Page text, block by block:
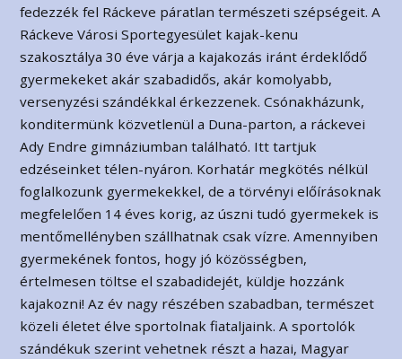
fedezzék fel Ráckeve páratlan természeti szépségeit. A
Ráckeve Városi Sportegyesület kajak-kenu
szakosztálya 30 éve várja a kajakozás iránt érdeklődő
gyermekeket akár szabadidős, akár komolyabb,
versenyzési szándékkal érkezzenek. Csónakházunk,
konditermünk közvetlenül a Duna-parton, a ráckevei
Ady Endre gimnáziumban található. Itt tartjuk
edzéseinket télen-nyáron. Korhatár megkötés nélkül
foglalkozunk gyermekekkel, de a törvényi előírásoknak
megfelelően 14 éves korig, az úszni tudó gyermekek is
mentőmellényben szállhatnak csak vízre. Amennyiben
gyermekének fontos, hogy jó közösségben,
értelmesen töltse el szabadidejét, küldje hozzánk
kajakozni! Az év nagy részében szabadban, természet
közeli életet élve sportolnak fiataljaink. A sportolók
szándékuk szerint vehetnek részt a hazai, Magyar